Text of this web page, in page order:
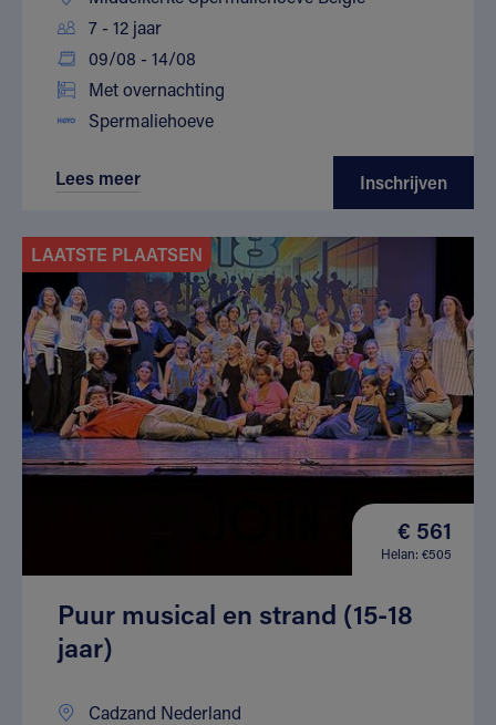
7 - 12 jaar
09/08 - 14/08
Met overnachting
Spermaliehoeve
Lees meer Inschrijven
LAATSTE PLAATSEN
€ 561
Helan: €505
Puur musical en strand (15-18
jaar)
Cadzand Nederland